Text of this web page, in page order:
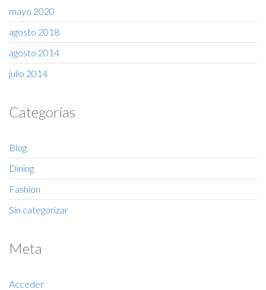
mayo 2020
agosto 2018
agosto 2014
julio 2014
Categorías
Blog
Dining
Fashion
Sin categorizar
Meta
Acceder